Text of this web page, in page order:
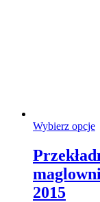
Wybierz opcje
2015